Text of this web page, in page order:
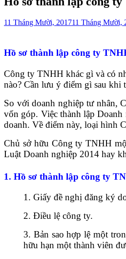
11 Tháng Mười, 201711 Tháng Mười,
Hồ sơ thành lập công ty
Công ty TNHH khác gì và có
nào? Cần lưu ý điểm gì sau khi
So với doanh nghiệp tư nhân,
vốn góp. Việc thành lập
doanh. Về điểm này, loại hình
Chủ sở hữu Công ty TNHH
Luật Doanh nghiệp 2014 hay
1. Hồ sơ thành lập công ty
1. Giấy đề nghị đăng ký
2. Điều lệ công ty.
3. Bản sao hợplệ một
hữu hạn một thành viên